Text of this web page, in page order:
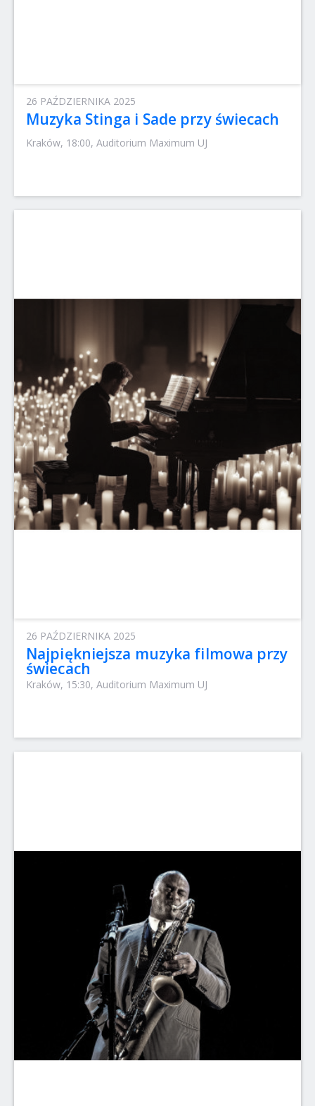
26 PAŹDZIERNIKA 2025
Muzyka Stinga i Sade przy świecach
Kraków, 18:00, Auditorium Maximum UJ
26 PAŹDZIERNIKA 2025
Najpiękniejsza muzyka filmowa przy
świecach
Kraków, 15:30, Auditorium Maximum UJ